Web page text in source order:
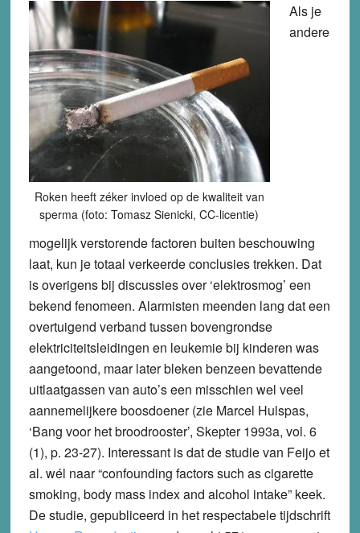
Roken heeft zéker invloed op de kwaliteit van
sperma (foto: Tomasz Sienicki, CC-licentie)
Als je
andere
mogelijk verstorende factoren buiten beschouwing
laat, kun je totaal verkeerde conclusies trekken. Dat
is overigens bij discussies over ‘elektrosmog’ een
bekend fenomeen. Alarmisten meenden lang dat een
overtuigend verband tussen bovengrondse
elektriciteitsleidingen en leukemie bij kinderen was
aangetoond, maar later bleken benzeen bevattende
uitlaatgassen van auto’s een misschien wel veel
aannemelijkere boosdoener (zie Marcel Hulspas,
‘Bang voor het broodrooster’, Skepter 1993a, vol. 6
(1), p. 23-27). Interessant is dat de studie van Feijo et
al. wél naar “confounding factors such as cigarette
smoking, body mass index and alcohol intake” keek.
De studie, gepubliceerd in het respectabele tijdschrift